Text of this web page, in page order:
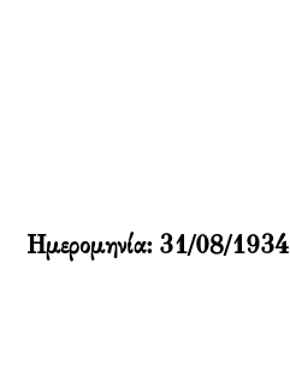
Ημερομηνία: 31/08/1934